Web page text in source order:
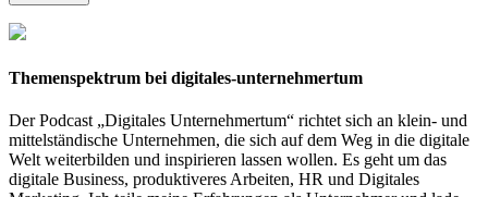
Themenspektrum bei digitales-unternehmertum
Der Podcast „Digitales Unternehmertum“ richtet sich an klein- und
mittelständische Unternehmen, die sich auf dem Weg in die digitale
Welt weiterbilden und inspirieren lassen wollen. Es geht um das
digitale Business, produktiveres Arbeiten, HR und Digitales